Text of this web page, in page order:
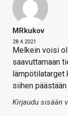
MRkukov
28.4.2021
Melkein voisi
saavuttamaan
lämpötilatarget
siihen
Kirjaudu sisään